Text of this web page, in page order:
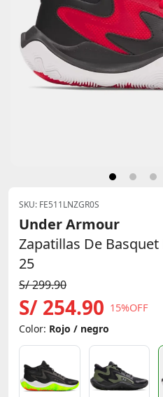
SKU: FE511LNZGR0S
Under Armour
Zapatillas De
25
S/ 299.90
S/ 254.90 15%OFF
Color: Rojo / negro